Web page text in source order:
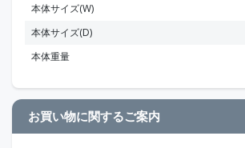
本体サイズ(W)
本体サイズ(D)
本体重量
お買い物に関するご案内